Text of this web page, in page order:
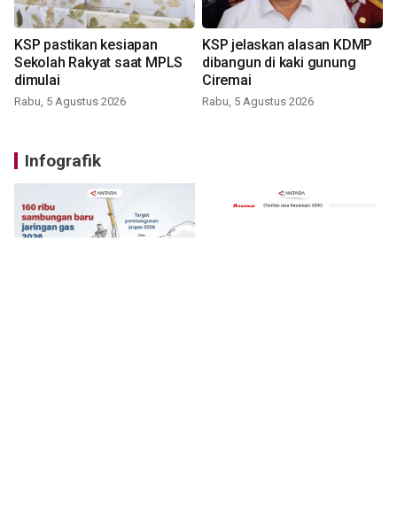
KSP pastikan kesiapan
Sekolah Rakyat saat MPLS
dimulai
Rabu, 5 Agustus 2026
KSP jelaskan alasan KDMP
dibangun di kaki gunung
Ciremai
Rabu, 5 Agustus 2026
Infografik